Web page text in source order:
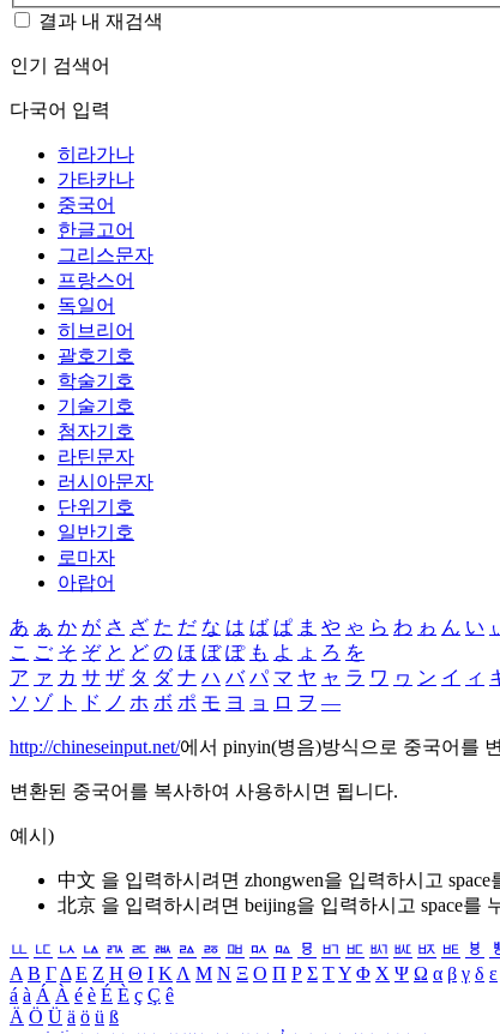
결과 내 재검색
인기 검색어
다국어 입력
히라가나
가타카나
중국어
한글고어
그리스문자
프랑스어
독일어
히브리어
괄호기호
학술기호
기술기호
첨자기호
라틴문자
러시아문자
단위기호
일반기호
로마자
아랍어
あ ぁ か が さ ざ た だ な は ば ぱ ま や ゃ ら わ ゎ ん い
こ ご そ ぞ と ど の ほ ぼ ぽ も よ ょ ろ を
ア ァ カ サ ザ タ ダ ナ ハ バ パ マ ヤ ャ ラ ワ ヮ ン イ ィ
ソ ゾ ト ド ノ ホ ボ ポ モ ヨ ョ ロ ヲ ―
http://chineseinput.net/에서 pinyin(병음)방식으로 중국어를
변환된 중국어를 복사하여 사용하시면 됩니다.
예시)
中文 을 입력하시려면 zhongwen을 입력하시고
北京 을 입력하시려면 beijing을 입력하시고 space를
ㅥ ㅦ ㅧ ㅨ ㅩ ㅪ ㅫ ㅬ ㅭ ㅮ ㅯ ㅰ ㅱ ㅲ ㅳ ㅴ ㅵ ㅶ ㅷ ㅸ
Α Β ΓΔ Ε Ζ Η Θ Ι ΚΛ Μ Ν Ξ Ο Π Ρ Σ ΤΥ Φ Χ Ψ Ω α β γ δ ε
á à Á À é è É È ç Ç ê
Ä Ö Ü ä ö ü ß